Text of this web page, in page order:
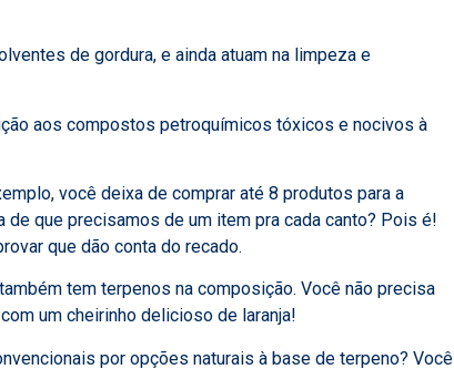
de gordura, e ainda atuam na limpeza e
aos compostos petroquímicos tóxicos e nocivos à
você deixa de comprar até 8 produtos para a
de que precisamos de um item pra cada canto? Pois é!
que dão conta do recado.
tem terpenos na composição. Você não precisa
um cheirinho delicioso de laranja!
por opções naturais à base de terpeno? Você